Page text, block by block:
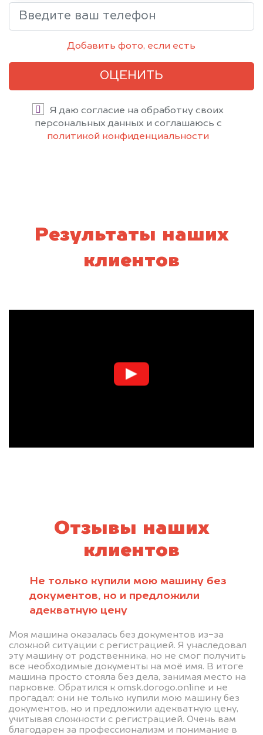
Добавить фото, если есть
ОЦЕНИТЬ
Я даю согласие на обработку своих
персональных данных и соглашаюсь с
политикой конфиденциальности
Результаты наших
клиентов
Отзывы наших
клиентов
Не только купили мою машину без
документов, но и предложили
адекватную цену
Моя машина оказалась без документов из-за
сложной ситуации с регистрацией. Я унаследовал
эту машину от родственника, но не смог получить
все необходимые документы на моё имя. В итоге
машина просто стояла без дела, занимая место на
парковке. Обратился к omsk.dorogo.online и не
прогадал: они не только купили мою машину без
документов, но и предложили адекватную цену,
учитывая сложности с регистрацией. Очень вам
благодарен за профессионализм и понимание в